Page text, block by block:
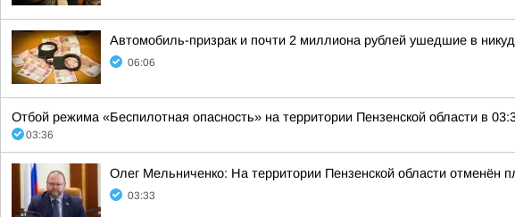
Автомобиль-призрак и почти 2 миллиона рублей ушедшие в
06:06
Отбой режима «Беспилотная опасность» на территории Пензенской области в
03:36
Олег Мельниченко: На территории Пензенской области отменён
03:33